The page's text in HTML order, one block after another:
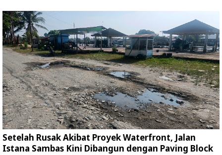
Setelah Rusak Akibat Proyek Waterfront, Jalan
Istana Sambas Kini Dibangun dengan Paving Block